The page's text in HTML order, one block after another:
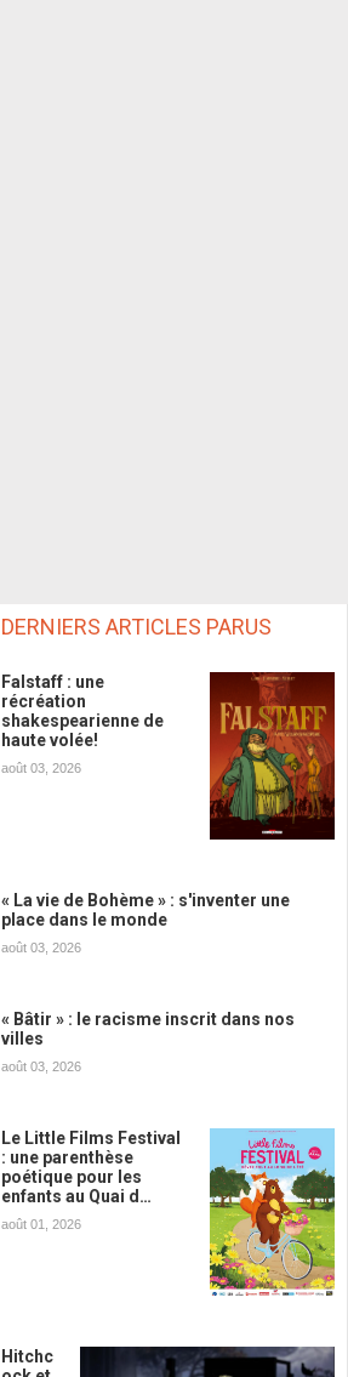
DERNIERS ARTICLES PARUS
Falstaff : une
récréation
shakespearienne de
haute volée!
août 03, 2026
« La vie de Bohème » : s'inventer une
place dans le monde
août 03, 2026
« Bâtir » : le racisme inscrit dans nos
villes
août 03, 2026
Le Little Films Festival
: une parenthèse
poétique pour les
enfants au Quai d…
août 01, 2026
Hitchc